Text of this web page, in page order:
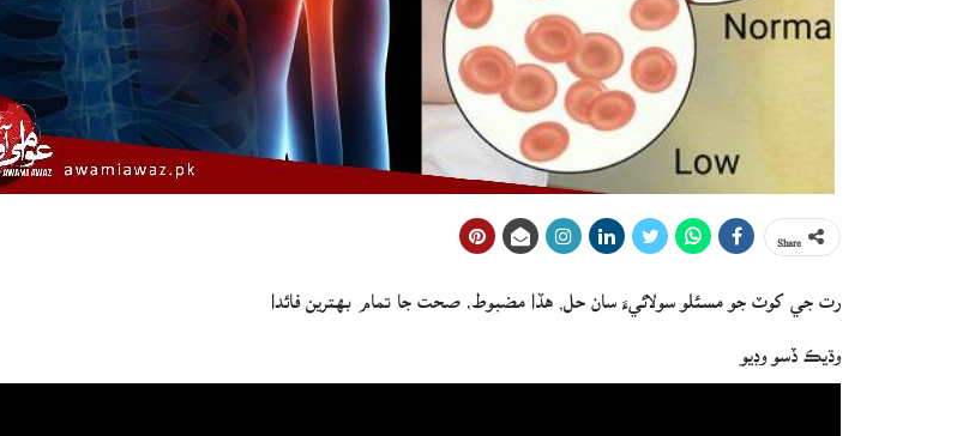
رت جي کوٽ جو مسئلو سولائيءَ سان حل, هڏا مضبوط، صحت جا تمام بهترين فائدا
وڌيڪ ڏسو وڊيو